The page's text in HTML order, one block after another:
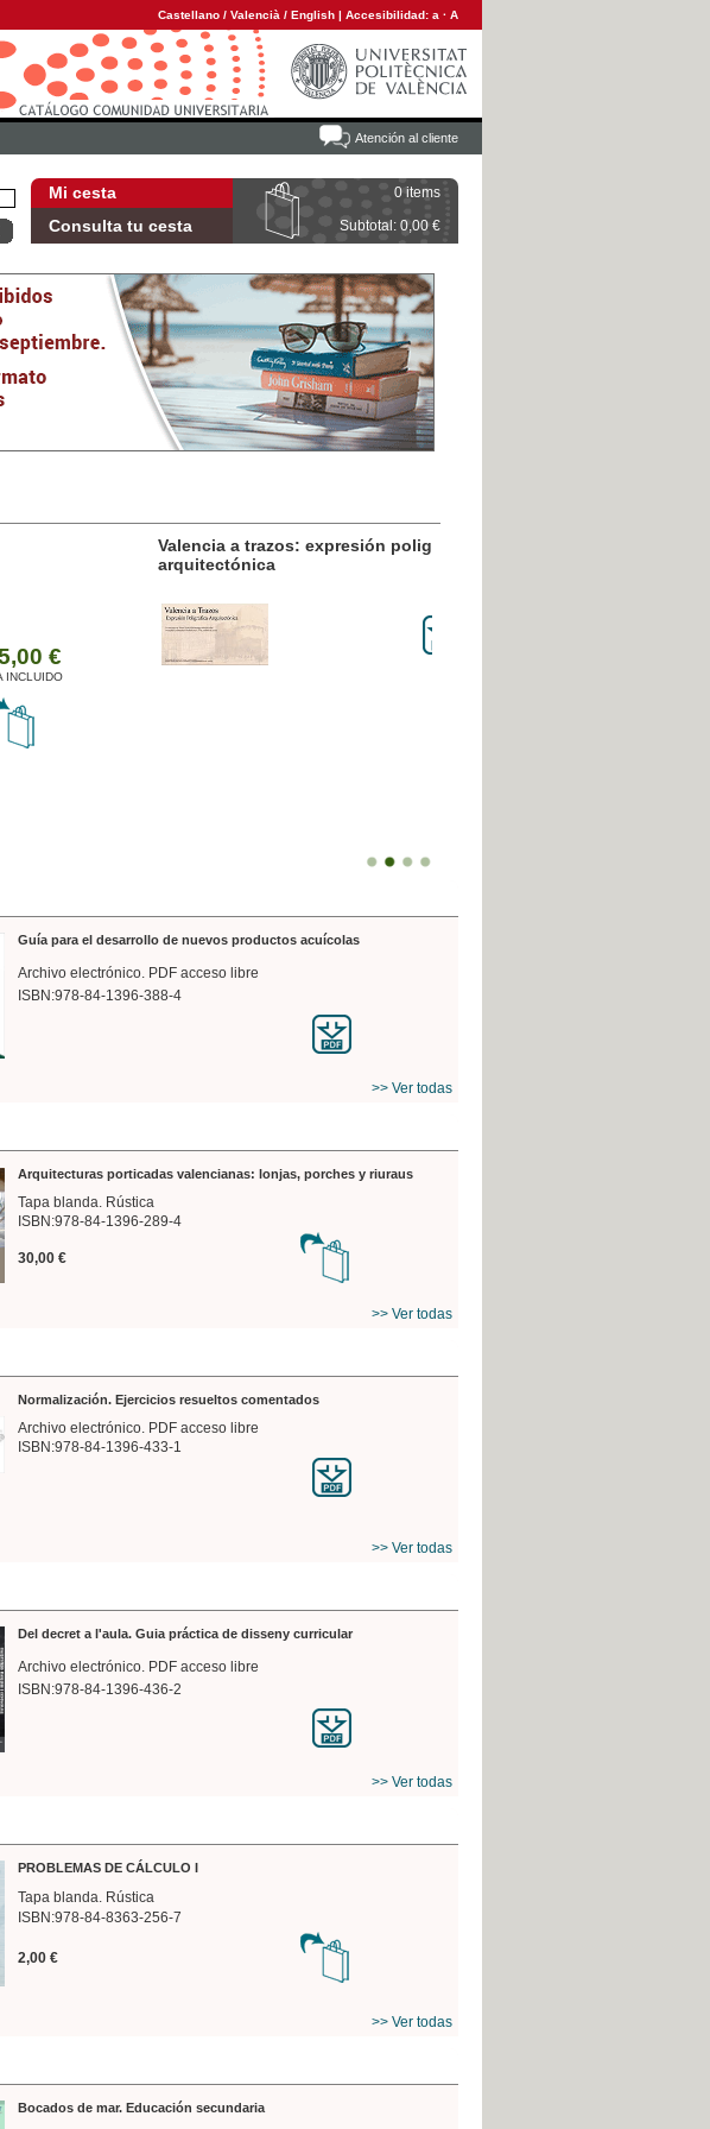
Castellano / Valencià / English | Accesibilidad: a · A
Atención al cliente
Mi cesta 0 items
Consulta tu cesta Subtotal: 0,00 €
Valencia a trazos: expresión poligráfica
Guía para el desarrollo de nuevos productos acuícolas
Archivo electrónico. PDF acceso libre
ISBN:978-84-1396-388-4
>> Ver todas
Arquitecturas porticadas valencianas: lonjas, porches y riuraus
Tapa blanda. Rústica
ISBN:978-84-1396-289-4
30,00 €
>> Ver todas
Normalización. Ejercicios resueltos comentados
Archivo electrónico. PDF acceso libre
ISBN:978-84-1396-433-1
>> Ver todas
Del decret a l'aula. Guia práctica de disseny curricular
Archivo electrónico. PDF acceso libre
ISBN:978-84-1396-436-2
>> Ver todas
PROBLEMAS DE CÁLCULO I
Tapa blanda. Rústica
ISBN:978-84-8363-256-7
2,00 €
>> Ver todas
Bocados de mar. Educación secundaria